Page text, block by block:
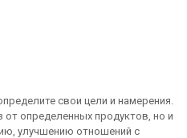
свои цели и намерения.
определенных продуктов, но и
улучшению отношений с